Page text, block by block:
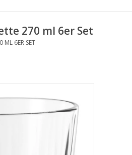
270 ml 6er Set
ML 6ER SET